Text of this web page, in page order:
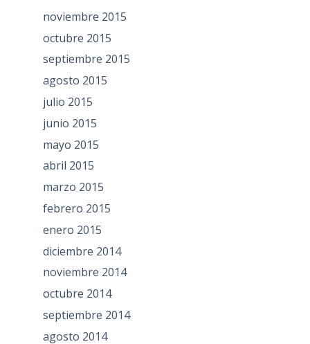
noviembre 2015
octubre 2015
septiembre 2015
agosto 2015
julio 2015
junio 2015
mayo 2015
abril 2015
marzo 2015
febrero 2015
enero 2015
diciembre 2014
noviembre 2014
octubre 2014
septiembre 2014
agosto 2014